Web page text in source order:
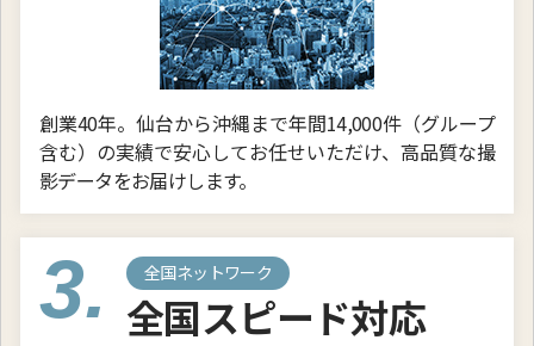
創業40年。仙台から沖縄まで年間14,000件（グループ
含む）の実績で安心してお任せいただけ、高品質な撮
影データをお届けします。
3. 全国ネットワーク
全国スピード対応